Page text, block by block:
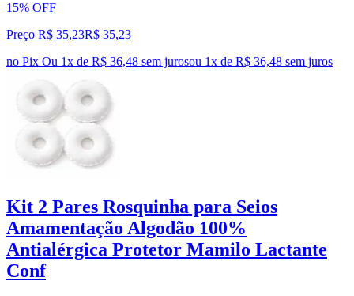
15% OFF
Preço R$ 35,23R$ 35,23
no Pix Ou 1x de R$ 36,48 sem jurosou 1x de R$ 36,48 sem juros
Kit 2 Pares Rosquinha para Seios
Amamentação Algodão 100%
Antialérgica Protetor Mamilo Lactante
Conf